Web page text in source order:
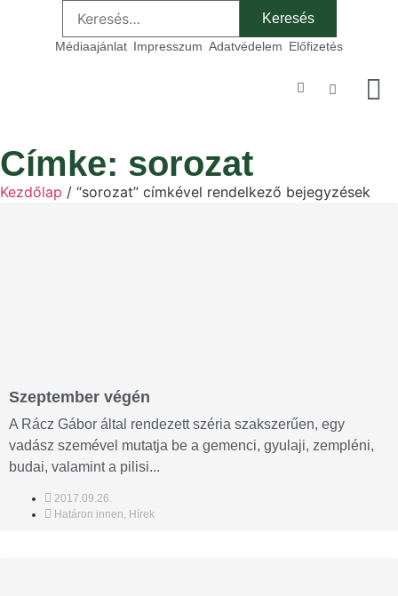
Médiaajánlat Impresszum Adatvédelem Előfizetés
Címke: sorozat
Kezdőlap / “sorozat” címkével rendelkező bejegyzések
Szeptember végén
A Rácz Gábor által rendezett széria szakszerűen, egy
vadász szemével mutatja be a gemenci, gyulaji, zempléni,
budai, valamint a pilisi...
2017.09.26.
Határon innen, Hírek